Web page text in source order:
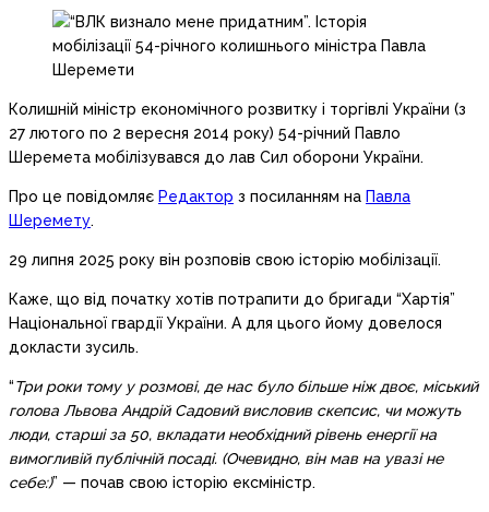
Колишній міністр економічного розвитку і торгівлі України (з
27 лютого по 2 вересня 2014 року) 54-річний Павло
Шеремета мобілізувався до лав Сил оборони України.
Про це повідомляє Редактор з посиланням на Павла
Шеремету.
29 липня 2025 року він розповів свою історію мобілізації.
Каже, що від початку хотів потрапити до бригади “Хартія”
Національної гвардії України. А для цього йому довелося
докласти зусиль.
“Три роки тому у розмові, де нас було більше ніж двоє, міський
голова Львова Андрій Садовий висловив скепсис, чи можуть
люди, старші за 50, вкладати необхідний рівень енергії на
вимогливій публічній посаді. (Очевидно, він мав на увазі не
себе:)” — почав свою історію ексміністр.